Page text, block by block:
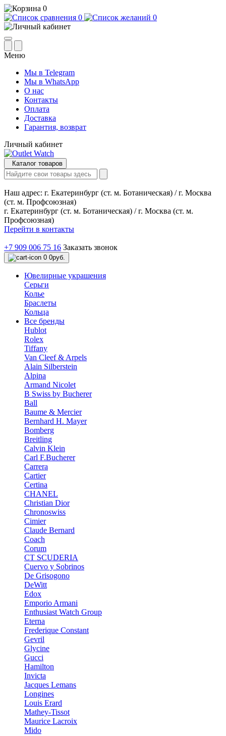
0
0
0
Меню
Мы в Telegram
Мы в WhatsApp
О нас
Контакты
Оплата
Доставка
Гарантия, возврат
Личный кабинет
Каталог товаров
Наш адрес: г. Екатеринбург (ст. м. Ботаническая) / г. Москва
(ст. м. Профсоюзная)
г. Екатеринбург (ст. м. Ботаническая) / г. Москва (ст. м.
Профсоюзная)
Перейти в контакты
+7 909 006 75 16 Заказать звонок
0 0руб.
Ювелирные украшения
Серьги
Колье
Браслеты
Кольца
Все бренды
Hublot
Rolex
Tiffany
Van Cleef & Arpels
Alain Silberstein
Alpina
Armand Nicolet
B Swiss by Bucherer
Ball
Baume & Mercier
Bernhard H. Mayer
Bomberg
Breitling
Calvin Klein
Carl F.Bucherer
Carrera
Cartier
Certina
CHANEL
Christian Dior
Chronoswiss
Cimier
Claude Bernard
Coach
Corum
CT SCUDERIA
Cuervo y Sobrinos
De Grisogono
DeWitt
Edox
Emporio Armani
Enthusiast Watch Group
Eterna
Frederique Constant
Gevril
Glycine
Gucci
Hamilton
Invicta
Jacques Lemans
Longines
Louis Erard
Mathey-Tissot
Maurice Lacroix
Mido